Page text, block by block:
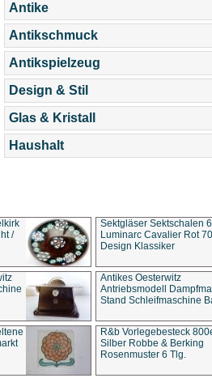
Antike
Antikschmuck
Antikspielzeug
Design & Stil
Glas & Kristall
Haushalt
/
Sektgläser Sektschalen
Luminarc Cavalier Rot
Design Klassiker
Antikes Oesterwitz
Antriebsmodell
Stand Schleifmaschine
R&b Vorlegebesteck
Silber Robbe & Berking
Rosenmuster 6 Tlg.